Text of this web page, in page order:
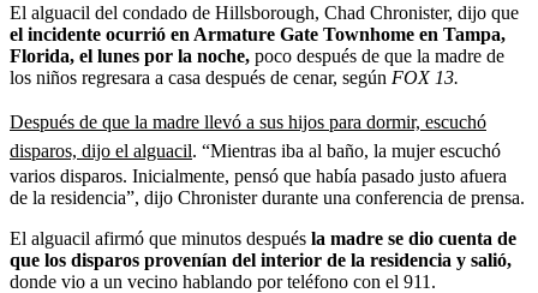
El alguacil del condado de Hillsborough, Chad Chronister, dijo que
el incidente ocurrió en Armature Gate Townhome en Tampa,
Florida, el lunes por la noche, poco después de que la madre de
los niños regresara a casa después de cenar, según FOX 13.
Después de que la madre llevó a sus hijos para dormir, escuchó
disparos, dijo el alguacil. “Mientras iba al baño, la mujer escuchó
varios disparos. Inicialmente, pensó que había pasado justo afuera
de la residencia”, dijo Chronister durante una conferencia de prensa.
El alguacil afirmó que minutos después la madre se dio cuenta de
que los disparos provenían del interior de la residencia y salió,
donde vio a un vecino hablando por teléfono con el 911.